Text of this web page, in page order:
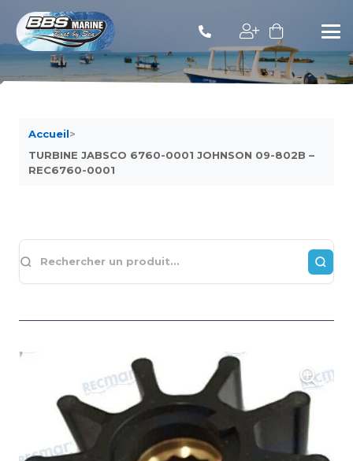
Accueil>
TURBINE JABSCO 6760-0001 JOHNSON 09-802B –
REC6760-0001